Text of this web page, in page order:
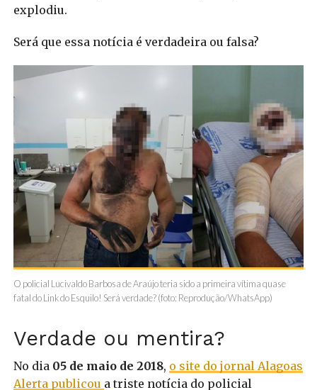
explodiu.
Será que essa notícia é verdadeira ou falsa?
O policial Lucivaldo Barbosa de Araújo teria sido a primeira vítima quase
fatal do Link do Esquilo! Será verdade? (foto: Reprodução/WhatsApp)
Verdade ou mentira?
No dia 05 de maio de 2018, o site do jornal Alagoas
Alerta publicou a triste notícia do policial